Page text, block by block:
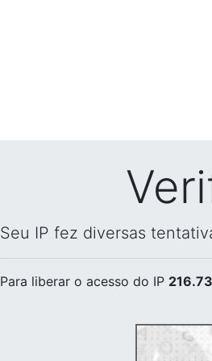
Seu IP fez diversas
Para liberar o acesso do IP